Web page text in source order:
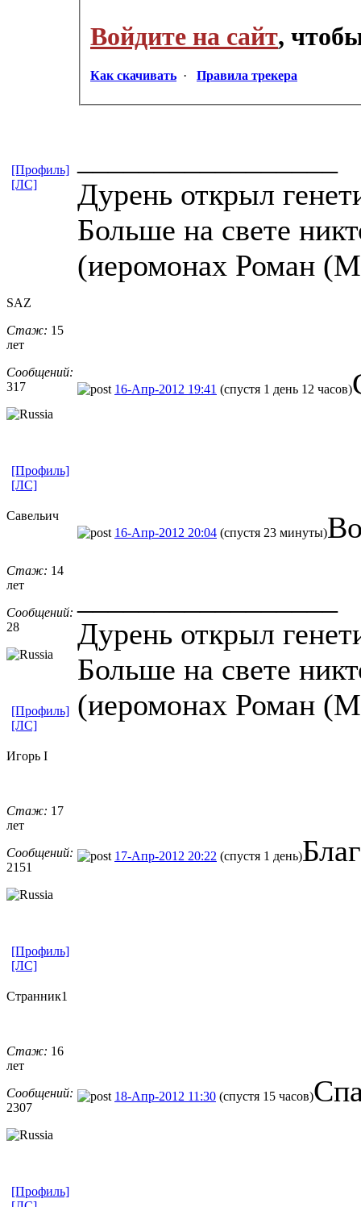
Войдите на сайт,
Как скачивать · Правила трекера
Дурень открыл
Больше на свете
(иеромонах Роман
[Профиль]
[ЛС]
SAZ
Стаж: 15
лет
Сообщений:
317
16-Апр-2012 19:41 (спустя 1 день 12 часов)
[Профиль]
[ЛС]
Савельич
Стаж: 14
лет
Сообщений:
28
16-Апр-2012 20:04 (спустя 23 минуты)
Дурень открыл
Больше на свете
(иеромонах Роман
[Профиль]
[ЛС]
Игорь I
Стаж: 17
лет
Сообщений:
2151
17-Апр-2012 20:22 (спустя 1 день)
[Профиль]
[ЛС]
Странник1
Стаж: 16
лет
Сообщений:
2307
18-Апр-2012 11:30 (спустя 15 часов)
[Профиль]